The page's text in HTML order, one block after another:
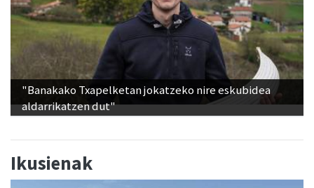
"Banakako Txapelketan jokatzeko nire eskubidea
aldarrikatzen dut"
Ikusienak